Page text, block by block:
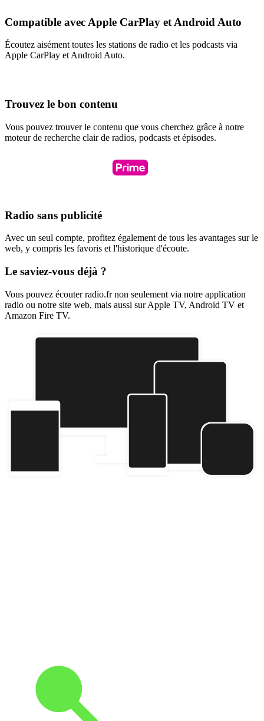
Compatible avec Apple CarPlay et Android Auto
Écoutez aisément toutes les stations de radio et les podcasts via
Apple CarPlay et Android Auto.
Trouvez le bon contenu
Vous pouvez trouver le contenu que vous cherchez grâce à notre
moteur de recherche clair de radios, podcasts et épisodes.
Radio sans publicité
Avec un seul compte, profitez également de tous les avantages sur le
web, y compris les favoris et l'historique d'écoute.
Le saviez-vous déjà ?
Vous pouvez écouter radio.fr non seulement via notre application
radio ou notre site web, mais aussi sur Apple TV, Android TV et
Amazon Fire TV.